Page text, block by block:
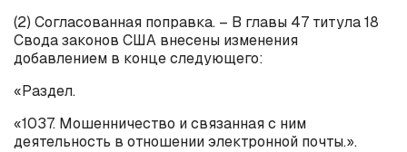
(2) Согласованная поправка. – В главы 47 титула 18
Свода законов США внесены изменения
добавлением в конце следующего:
«Раздел.
«1037. Мошенничество и связанная с ним
деятельность в отношении электронной почты.».